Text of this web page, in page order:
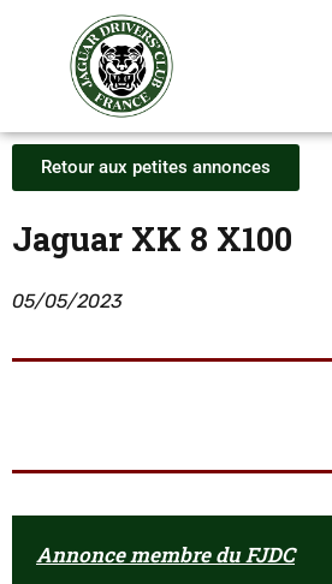
Retour aux petites annonces
Jaguar XK 8 X100
05/05/2023
Annonce membre du FJDC